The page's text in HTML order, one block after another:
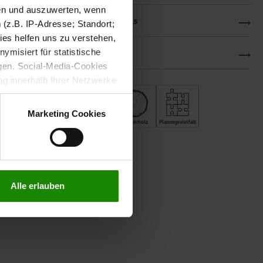
und auszuwerten, wenn
IP-Adresse; Standort;
helfen uns zu verstehen,
für statistische
Social-Media-Cookies
innerhalb Ihrer Netzwerke
zulassen möchten.
“, wenn Sie mit
Sie bitte unsere
Marketing Cookies
Alle erlauben
Produktdetails
Downloads